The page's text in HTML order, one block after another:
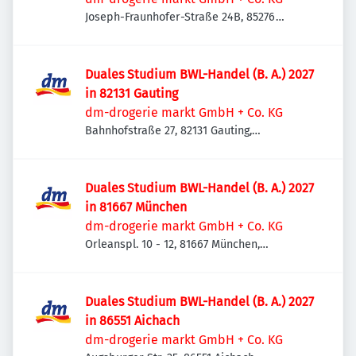
Joseph-Fraunhofer-Straße 24B, 85276
Duales Studium BWL-Handel (B. A.) 2027
in 82131 Gauting
dm-drogerie markt GmbH + Co. KG
Bahnhofstraße 27, 82131 Gauting,
Duales Studium BWL-Handel (B. A.) 2027
in 81667 München
dm-drogerie markt GmbH + Co. KG
Orleanspl. 10 - 12, 81667 München,
Duales Studium BWL-Handel (B. A.) 2027
in 86551 Aichach
dm-drogerie markt GmbH + Co. KG